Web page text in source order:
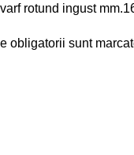
rotund ingust
obligatorii sunt